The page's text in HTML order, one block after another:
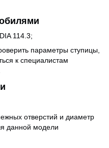
114.3;
параметры ступицы,
к специалистам
отверстий и диаметр
данной модели